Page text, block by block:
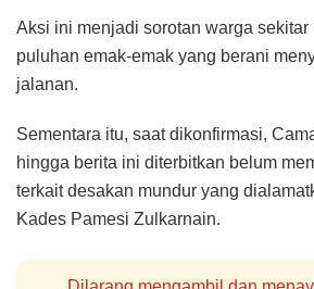
Aksi ini menjadi sorotan warga sekitar
puluhan emak-emak yang berani
jalanan.
Sementara itu, saat dikonfirmasi,
hingga berita ini diterbitkan belum
terkait desakan mundur yang
Kades Pamesi Zulkarnain.